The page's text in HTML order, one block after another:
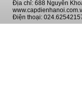
Địa chỉ: 688 Nguyễn
Điện thoại: